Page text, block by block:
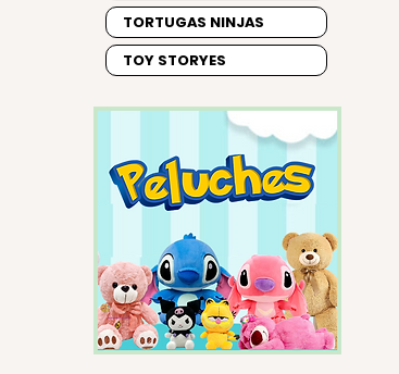
TORTUGAS NINJAS
TOY STORYES